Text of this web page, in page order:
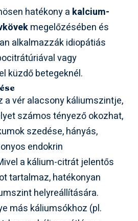
hatékony a kalcium-
megelőzésében és
alkalmazzák idiopátiás
vagy
küzdő betegeknél.
a vér alacsony káliumszintje,
számos tényező okozhat,
szedése, hányás,
endokrin
a kálium-citrát jelentős
tartalmaz, hatékonyan
helyreállítására.
más káliumsókhoz (pl.